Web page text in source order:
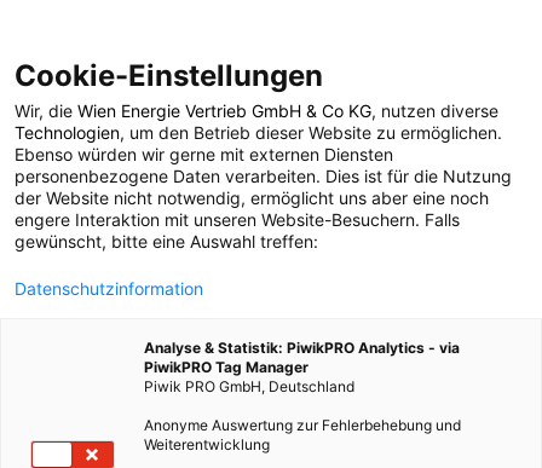
POSTS BY TAG
COP26
1 BEITRAG
Cookie-Einstellungen
Wir, die Wien Energie Vertrieb GmbH & Co KG, nutzen diverse
Technologien, um den Betrieb dieser Website zu ermöglichen.
Ebenso würden wir gerne mit externen Diensten
personenbezogene Daten verarbeiten. Dies ist für die Nutzung
der Website nicht notwendig, ermöglicht uns aber eine noch
engere Interaktion mit unseren Website-Besuchern. Falls
gewünscht, bitte eine Auswahl treffen:
Datenschutzinformation
Analyse & Statistik: PiwikPRO Analytics - via
PiwikPRO Tag Manager
Piwik PRO GmbH, Deutschland
Anonyme Auswertung zur Fehlerbehebung und
Weiterentwicklung